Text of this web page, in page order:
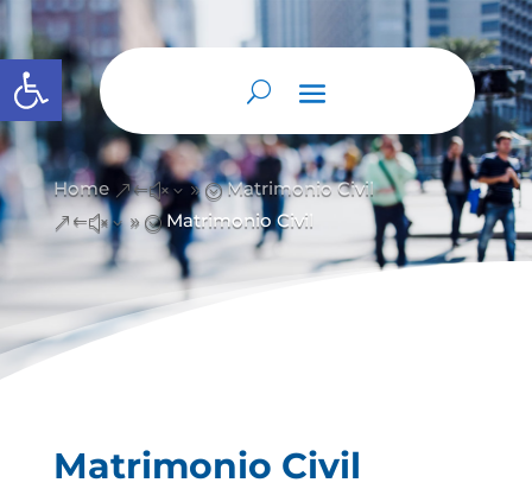
Abrir barra de herramientas
Home &#x39; Matrimonio Civil
&#x39; Matrimonio Civil
Matrimonio Civil